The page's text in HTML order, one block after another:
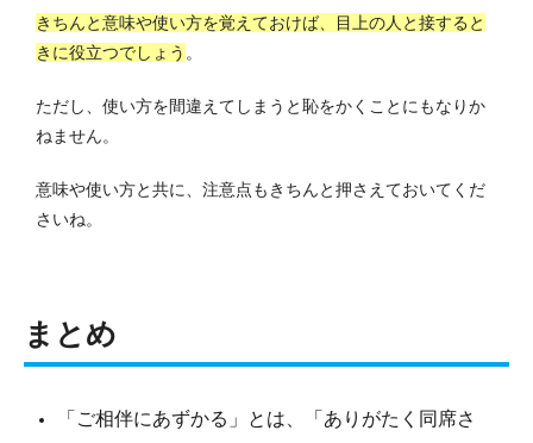
きちんと意味や使い方を覚えておけば、目上の人と接すると
きに役立つでしょう 。
ただし、使い方を間違えてしまうと恥をかくことにもなりか
ねません。
意味や使い方と共に、注意点もきちんと押さえておいてくだ
さいね。
まとめ
「ご相伴にあずかる」とは、「ありがたく同席さ